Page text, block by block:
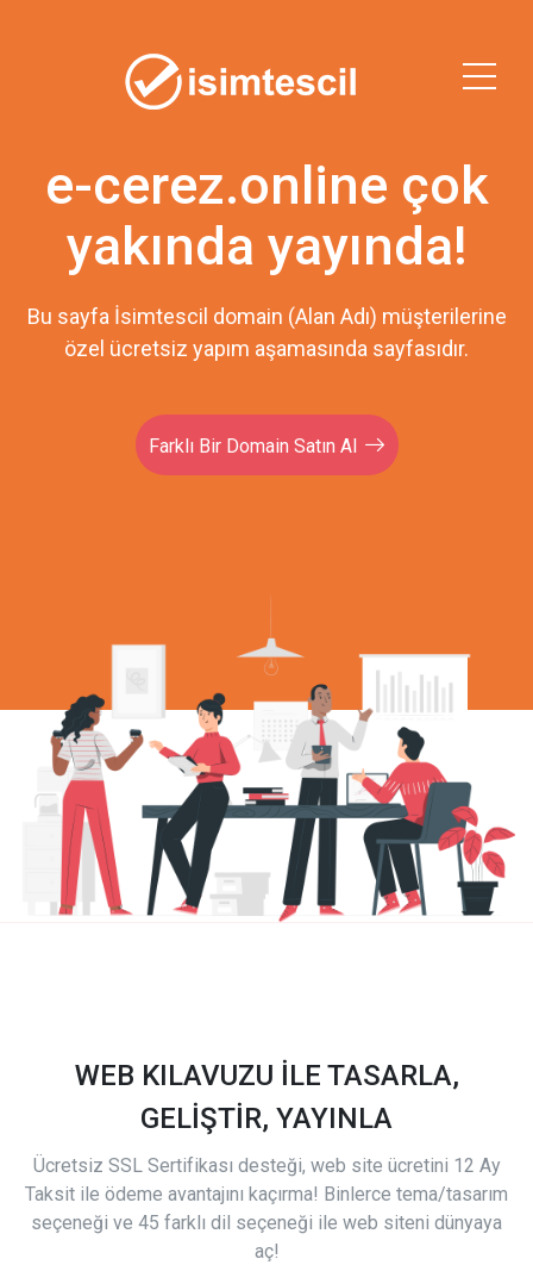
e-cerez.online çok
yakında yayında!
Bu sayfa İsimtescil domain (Alan Adı) müşterilerine
özel ücretsiz yapım aşamasında sayfasıdır.
Farklı Bir Domain Satın Al
WEB KILAVUZU İLE TASARLA,
GELİŞTİR, YAYINLA
Ücretsiz SSL Sertifikası desteği, web site ücretini 12 Ay
Taksit ile ödeme avantajını kaçırma! Binlerce tema/tasarım
seçeneği ve 45 farklı dil seçeneği ile web siteni dünyaya
aç!